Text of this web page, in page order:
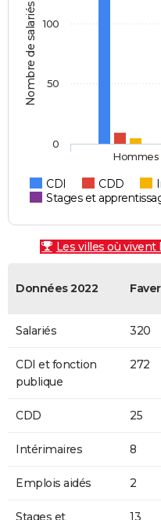
Nombre de salariés
CDI CDD
Stages et
Hommes
0
50
100
Les villes où vivent
Données 2022
Salariés 320
CDI et fonction
publique
272
CDD 25
Intérimaires 8
Emplois aidés 2